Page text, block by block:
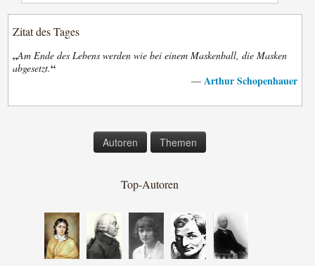
Zitat des Tages
„Am Ende des Lebens werden wie bei einem Maskenball, die Masken
abgesetzt.“
— Arthur Schopenhauer
Autoren Themen
Top-Autoren